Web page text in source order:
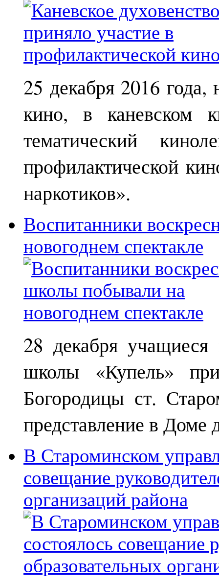
25 декабря 2016
кино, в каневском
тематический
профилактической
наркотиков».
Воспитанники
новогоднем спектакле
28 декабря
школы «Купель»
Богородицы ст.
представление в Доме
В Староминском
совещание
организаций района